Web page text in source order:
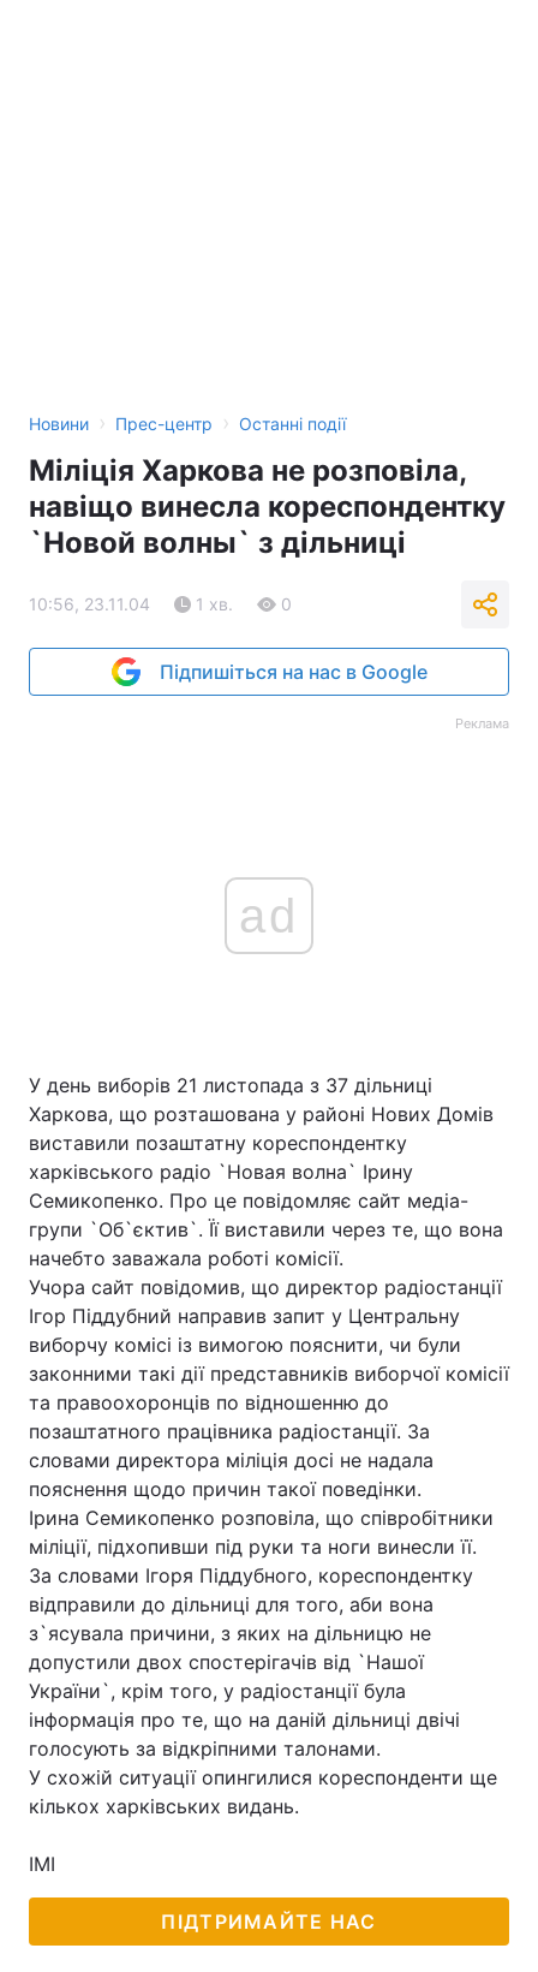
Новини › Прес-центр › Останні події
Міліція Харкова не розповіла,
навіщо винесла кореспондентку
`Новой волны` з дільниці
10:56, 23.11.04 1 хв. 0
Підпишіться на нас в Google
Реклама
ad
У день виборів 21 листопада з 37 дільниці
Харкова, що розташована у районі Нових Домів
виставили позаштатну кореспондентку
харківського радіо `Новая волна` Ірину
Семикопенко. Про це повідомляє сайт медіа-
групи `Об`єктив`. Її виставили через те, що вона
начебто заважала роботі комісії.
Учора сайт повідомив, що директор радіостанції
Ігор Піддубний направив запит у Центральну
виборчу комісі із вимогою пояснити, чи були
законними такі дії представників виборчої комісії
та правоохоронців по відношенню до
позаштатного працівника радіостанції. За
словами директора міліція досі не надала
пояснення щодо причин такої поведінки.
Ірина Семикопенко розповіла, що співробітники
міліції, підхопивши під руки та ноги винесли її.
За словами Ігоря Піддубного, кореспондентку
відправили до дільниці для того, аби вона
з`ясувала причини, з яких на дільницю не
допустили двох спостерігачів від `Нашої
України`, крім того, у радіостанції була
інформація про те, що на даній дільниці двічі
голосують за відкріпними талонами.
У схожій ситуації опингилися кореспонденти ще
кількох харківських видань.
ІМІ
ПІДТРИМАЙТЕ НАС